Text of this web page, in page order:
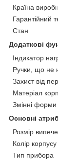
Країна
Гарантійний
Стан
Додаткові
Індикатор
Ручки, що не
Захист від
Матеріал
Змінні форми
Основні
Розмір
Колір корпусу
Тип прибора